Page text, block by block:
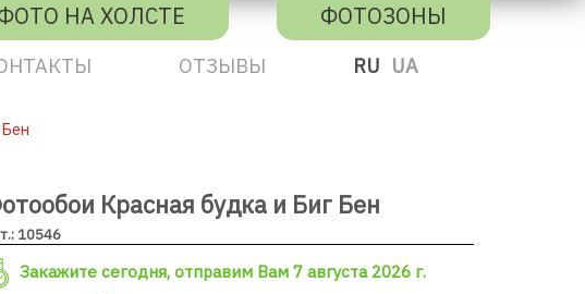
НА ХОЛСТЕ ФОТОЗОНЫ
ОТЗЫВЫ RU UA
Красная будка и Биг Бен
10546
Закажите сегодня, отправим Вам 7 августа 2026 г.